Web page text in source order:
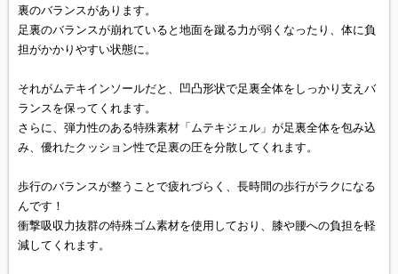
裏のバランスがあります。
足裏のバランスが崩れていると地面を蹴る力が弱くなったり、体に負
担がかかりやすい状態に。
それがムテキインソールだと、凹凸形状で足裏全体をしっかり支えバ
ランスを保ってくれます。
さらに、弾力性のある特殊素材「ムテキジェル」が足裏全体を包み込
み、優れたクッション性で足裏の圧を分散してくれます。
歩行のバランスが整うことで疲れづらく、長時間の歩行がラクになる
んです！
衝撃吸収力抜群の特殊ゴム素材を使用しており、膝や腰への負担を軽
減してくれます。